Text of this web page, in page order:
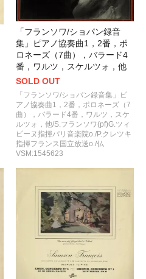
「フランソワ/ショパン録音
集」ピアノ協奏曲1，2番，ポ
ロネーズ（7曲），バラード4
番，ワルツ，スケルツォ，他
SOLD OUT
「フランソワ/ショパン録音集」ピ
アノ協奏曲1，2番，ポロネーズ（7
曲），バラード4番，ワルツ，スケ
ルツォ，他/S.フランソワ(pf)G.ツィ
ピーヌ指揮パリ音楽院o./P.クレツキ
指揮フランス国立放送o./仏
VSM:1545623